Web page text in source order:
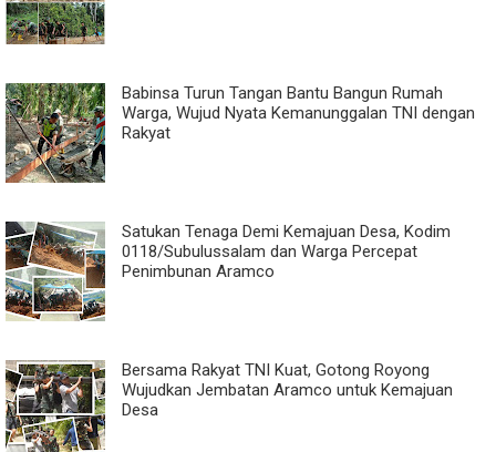
Babinsa Turun Tangan Bantu Bangun Rumah
Warga, Wujud Nyata Kemanunggalan TNI dengan
Rakyat
Satukan Tenaga Demi Kemajuan Desa, Kodim
0118/Subulussalam dan Warga Percepat
Penimbunan Aramco
Bersama Rakyat TNI Kuat, Gotong Royong
Wujudkan Jembatan Aramco untuk Kemajuan
Desa